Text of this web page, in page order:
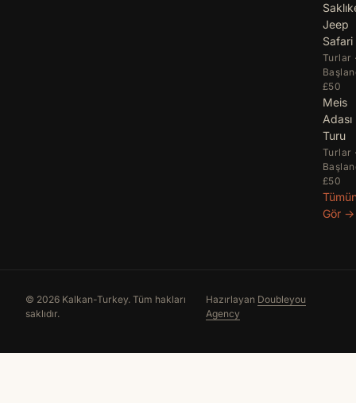
Jeep
Safari
Turlar
£50
Meis
Adası
Turu
Turlar
£50
Gör →
© 2026 Kalkan-Turkey. Tüm hakları
saklıdır.
Hazırlayan Doubleyou
Agency